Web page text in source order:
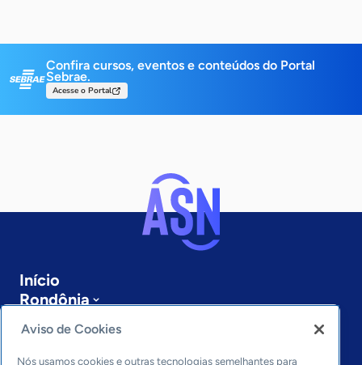
Confira cursos, eventos e conteúdos do Portal
Sebrae.
Acesse o Portal
Início
Rondônia
Sobre a ASN
Últimas notícias
Entre em contato
Aviso de Cookies
Nós usamos cookies e outras tecnologias semelhantes para